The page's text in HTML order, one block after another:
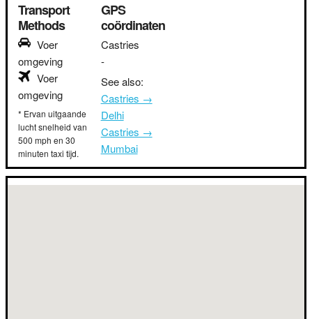
Transport
Methods
Voer
omgeving
Voer
omgeving
* Ervan uitgaande
lucht snelheid van
500 mph en 30
minuten taxi tijd.
GPS
coördinaten
Castries
-
See also:
Castries →
Delhi
Castries →
Mumbai